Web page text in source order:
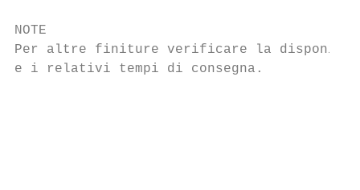
NOTE
Per altre finiture verificare la
e i relativi tempi di consegna.